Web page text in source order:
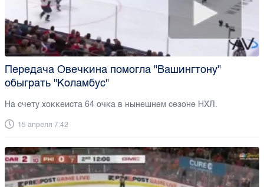
Передача Овечкина помогла "Вашингтону"
обыграть "Коламбус"
На счету хоккеиста 64 очка в нынешнем сезоне НХЛ.
15 апреля 7:42